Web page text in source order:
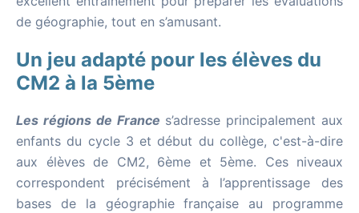
de géographie, tout en s’amusant.
Un jeu adapté pour les élèves du
CM2 à la 5ème
Les régions de France s’adresse principalement aux
enfants du cycle 3 et début du collège, c'est-à-dire
aux élèves de CM2, 6ème et 5ème. Ces niveaux
correspondent précisément à l’apprentissage des
bases de la géographie française au programme